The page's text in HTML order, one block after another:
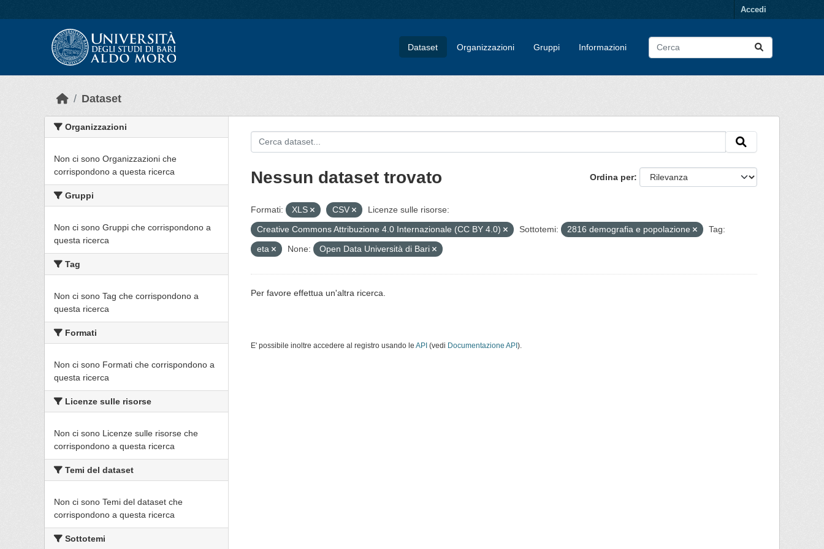
Accedi
Dataset Organizzazioni Gruppi Informazioni
Dataset
Organizzazioni
Non ci sono Organizzazioni che
corrispondono a questa ricerca
Gruppi
Non ci sono Gruppi che corrispondono a
questa ricerca
Tag
Non ci sono Tag che corrispondono a
questa ricerca
Formati
Non ci sono Formati che corrispondono a
questa ricerca
Licenze sulle risorse
Non ci sono Licenze sulle risorse che
corrispondono a questa ricerca
Temi del dataset
Non ci sono Temi del dataset che
corrispondono a questa ricerca
Sottotemi
Ordina per
Nessun dataset trovato
Formati: XLS CSV
Licenze sulle risorse:
Creative Commons Attribuzione 4.0 Internazionale (CC BY 4.0)
Sottotemi: 2816 demografia e popolazione
Tag:
eta
None: Open Data Università di Bari
Per favore effettua un'altra ricerca.
E' possibile inoltre accedere al registro usando le API (vedi Documentazione API ).